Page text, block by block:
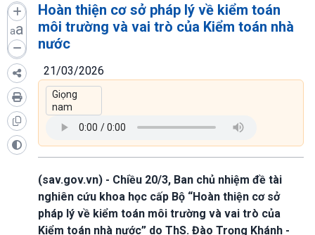
aa
Hoàn thiện cơ sở pháp lý về kiểm toán
môi trường và vai trò của Kiểm toán nhà
nước
21/03/2026
(sav.gov.vn) - Chiều 20/3, Ban chủ nhiệm đề tài
nghiên cứu khoa học cấp Bộ “Hoàn thiện cơ sở
pháp lý về kiểm toán môi trường và vai trò của
Kiểm toán nhà nước” do ThS. Đào Trọng Khánh -